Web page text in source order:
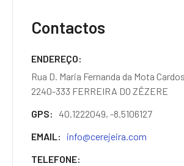
Contactos
ENDEREÇO
Rua D. Maria Fernanda da Mota
2240-333 FERREIRA DO ZÊZERE
GPS
40.1222049, -8.5106127
EMAIL
info@cerejeira.com
TELEFONE